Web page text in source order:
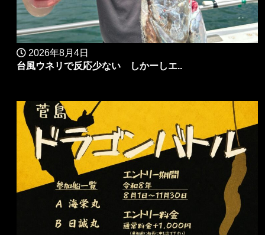
2026年8月4日
台風ウネリで反応少ない しかーしエ..